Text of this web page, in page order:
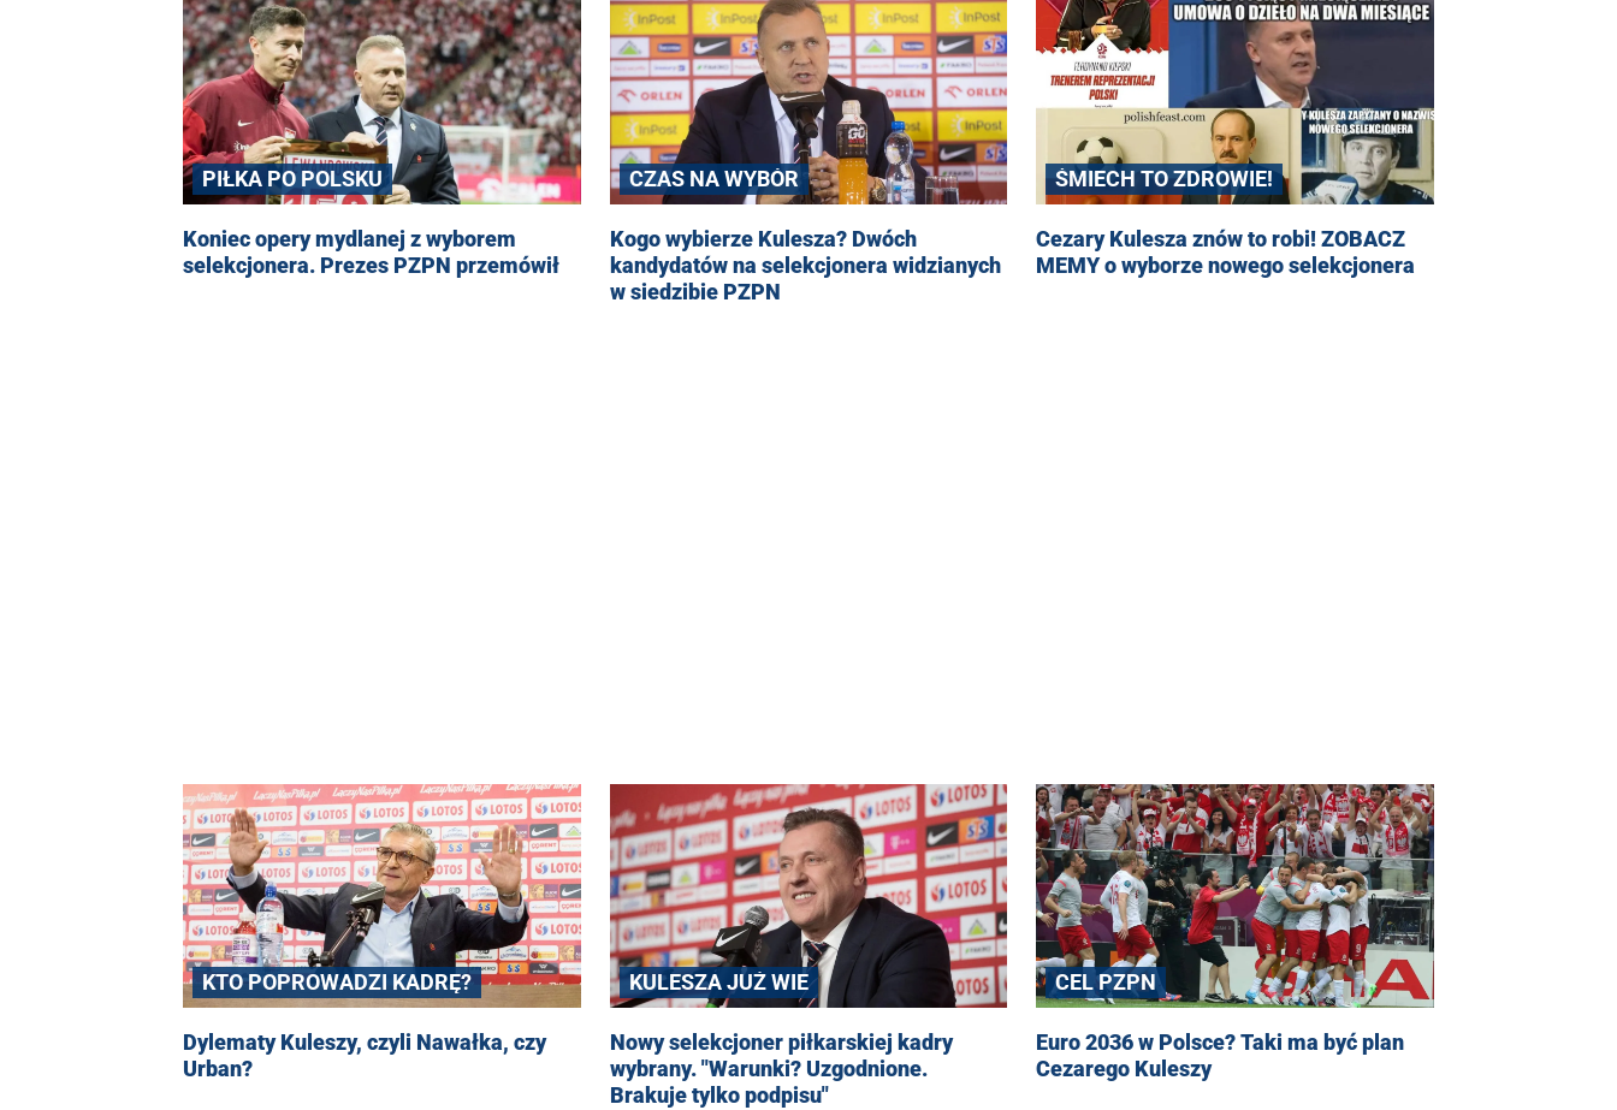
obowiązkowe, a wszelkie próby bojkotów spotkań nie będą tolerowane.
PIŁKA PO POLSKU
Koniec opery mydlanej z wyborem
selekcjonera. Prezes PZPN przemówił
CZAS NA WYBÓR
Kogo wybierze Kulesza? Dwóch
kandydatów na selekcjonera widzianych
w siedzibie PZPN
ŚMIECH TO ZDROWIE!
Cezary Kulesza znów to robi! ZOBACZ
MEMY o wyborze nowego selekcjonera
KTO POPROWADZI KADRĘ?
Dylematy Kuleszy, czyli Nawałka, czy
Urban?
KULESZA JUŻ WIE
Nowy selekcjoner piłkarskiej kadry
wybrany. "Warunki? Uzgodnione.
Brakuje tylko podpisu"
CEL PZPN
Euro 2036 w Polsce? Taki ma być plan
Cezarego Kuleszy